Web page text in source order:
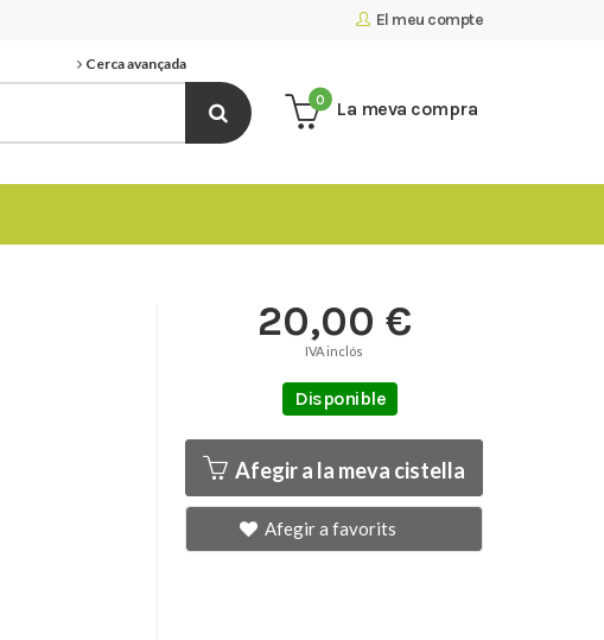
El meu compte
Cerca avançada
La meva compra
0
20,00 €
IVA inclós
Disponible
Afegir a la meva cistella
Afegir a favorits